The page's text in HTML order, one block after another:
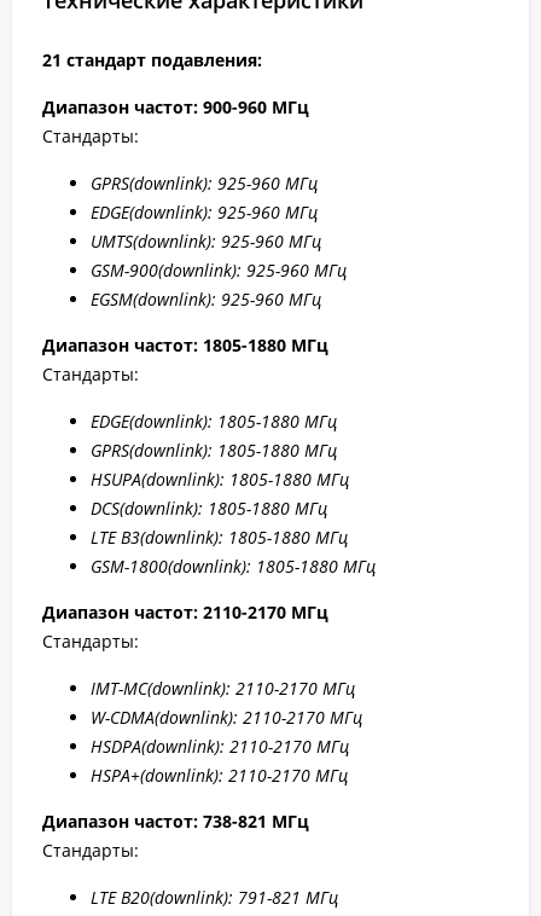
21 стандарт подавления:
Диапазон частот: 900-960 МГц
Стандарты:
GPRS(downlink): 925-960 МГц
EDGE(downlink): 925-960 МГц
UMTS(downlink): 925-960 МГц
GSM-900(downlink): 925-960 МГц
EGSM(downlink): 925-960 МГц
Диапазон частот: 1805-1880 МГц
Стандарты:
EDGE(downlink): 1805-1880 МГц
GPRS(downlink): 1805-1880 МГц
HSUPA(downlink): 1805-1880 МГц
DCS(downlink): 1805-1880 МГц
LTE B3(downlink): 1805-1880 МГц
GSM-1800(downlink): 1805-1880 МГц
Диапазон частот: 2110-2170 МГц
Стандарты:
IMT-MC(downlink): 2110-2170 МГц
W-CDMA(downlink): 2110-2170 МГц
HSDPA(downlink): 2110-2170 МГц
HSPA+(downlink): 2110-2170 МГц
Диапазон частот: 738-821 МГц
Стандарты:
LTE B20(downlink): 791-821 МГц